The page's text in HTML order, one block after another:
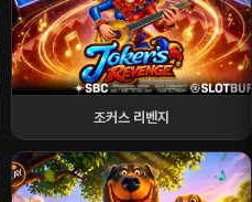
조커스 리벤지